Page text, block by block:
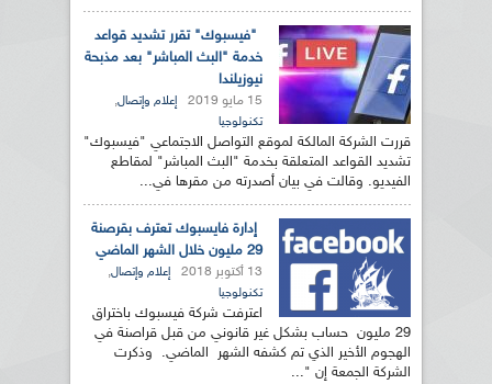
"فيسبوك" تقرر تشديد قواعد
خدمة "البث المباشر" بعد مذبحة
نيوزيلندا
15 مايو 2019 إعلام وإتصال,
تكنولوجيا
قررت الشركة المالكة لموقع التواصل الاجتماعي "فيسبوك"
تشديد القواعد المتعلقة بخدمة "البث المباشر" لمقاطع
الفيديو. وقالت في بيان أصدرته من مقرها في...
إدارة فايسبوك تعترف بقرصنة
29 مليون خلال الشهر الماضي
13 أكتوبر 2018 إعلام وإتصال,
تكنولوجيا
اعترفت شركة فيسبوك باختراق
29 مليون حساب بشكل غير قانوني من قبل قراصنة في
الهجوم الأخير الذي تم كشفه الشهر الماضي. وذكرت
الشركة الجمعة إن "...